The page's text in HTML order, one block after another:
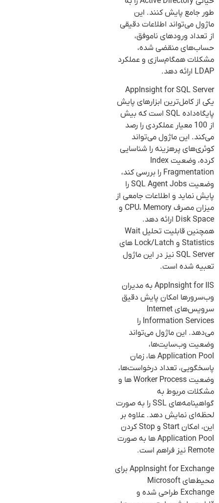
طور جامع پایش کنند. این
ماژول می‌تواند اطلاعات دقیقی
از تعداد ورودهای ناموفق،
حساب‌های منقضی شده،
مشکلات همگام‌سازی و عملکرد
LDAP ارائه دهد.
AppInsight for SQL Server
یکی از کامل‌ترین ابزارهای پایش
پایگاه‌داده SQL است که بیش
از 100 معیار عملکردی را رصد
می‌کند. این ماژول می‌تواند
کوئری‌های پرهزینه را شناسایی
کرده، وضعیت Index
Fragmentation را بررسی کند،
وضعیت SQL Agent Jobs را
پایش نماید و اطلاعات جامعی از
میزان مصرف CPU، Memory و
Disk Space ارائه دهد.
همچنین قابلیت تحلیل Wait
Statistics و Lock/Latch های
SQL Server نیز در این ماژول
تعبیه شده است.
AppInsight for IIS به مدیران
وب‌سرورها امکان پایش دقیق
سرویس‌های Internet
Information Services را
می‌دهد. این ماژول می‌تواند
وضعیت وب‌سایت‌ها،
Application Pool ها، زمان
پاسخگویی، تعداد درخواست‌ها،
وضعیت Worker Process ها و
مشکلات مربوط به
گواهینامه‌های SSL را به صورت
لحظه‌ای نمایش دهد. علاوه بر
این، امکان Start و Stop کردن
Application Pool ها به صورت
Remote نیز فراهم است.
AppInsight for Exchange برای
محیط‌های Microsoft
Exchange طراحی شده و